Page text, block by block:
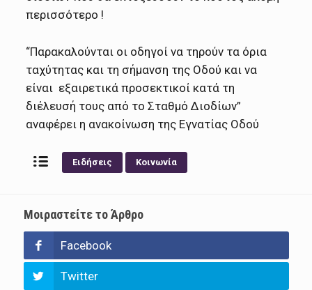
περισσότερο !
“Παρακαλούνται οι οδηγοί να τηρούν τα όρια
ταχύτητας και τη σήμανση της Οδού και να
είναι εξαιρετικά προσεκτικοί κατά τη
διέλευσή τους από το Σταθμό Διοδίων”
αναφέρει η ανακοίνωση της Εγνατίας Οδού
Ειδήσεις Κοινωνία
Μοιραστείτε το Άρθρο
Facebook
Twitter